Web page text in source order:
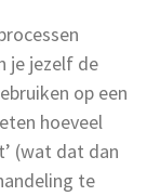
je jezelf de
op een
hoeveel
(wat dat dan
te